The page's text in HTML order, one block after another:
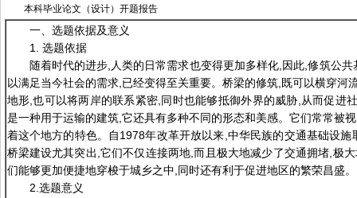
本科毕业论文（设计）开题报告
一、选题依据及意义
1. 选题依据
随着时代的进步,人类的日常需求也变得更加多样化,因此,修筑公
以满足当今社会的需求,已经变得至关重要。桥梁的修筑,既可以横穿河
地形,也可以将两岸的联系紧密,同时也能够抵御外界的威胁,从而促进
是一种用于运输的建筑,它还具有多种不同的形态和美感。它们常常被
着这个地方的特色。自1978年改革开放以来,中华民族的交通基础设施
桥梁建设尤其突出,它们不仅连接两地,而且极大地减少了交通拥堵,极
们能够更加便捷地穿梭于城乡之中,同时还有利于促进地区的繁荣昌盛。
2.选题意义